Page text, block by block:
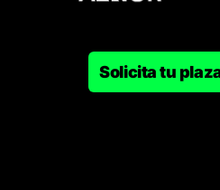
Solicita tu